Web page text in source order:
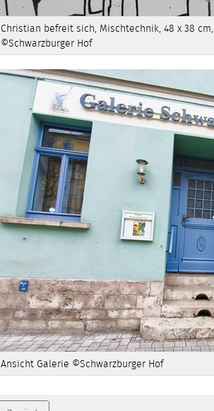
Christian befreit sich, Mischtechnik, 48 x 38 cm,
©Schwarzburger Hof
Ansicht Galerie ©Schwarzburger Hof